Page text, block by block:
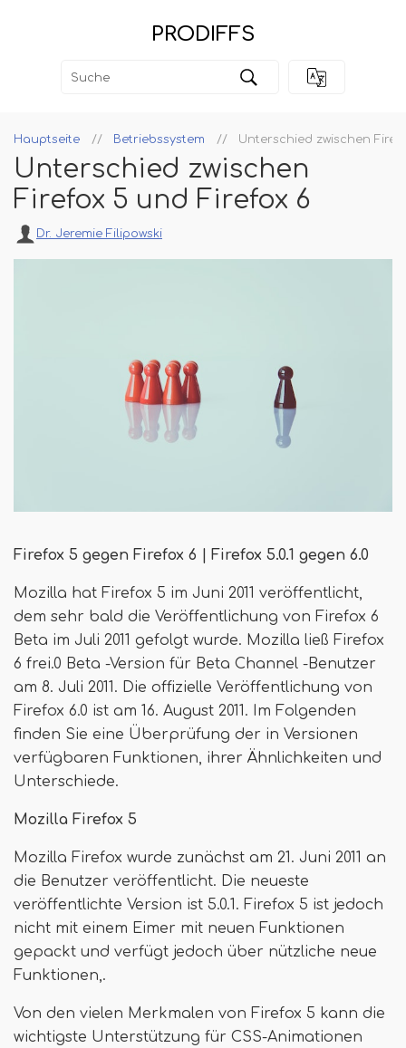
PRODIFFS
Hauptseite Betriebssystem Unterschied zwischen
Unterschied zwischen
Firefox 5 und Firefox 6
Dr. Jeremie Filipowski
Firefox 5 gegen Firefox 6 | Firefox 5.0.1 gegen 6.0
Mozilla hat Firefox 5 im Juni 2011 veröffentlicht,
dem sehr bald die Veröffentlichung von Firefox 6
Beta im Juli 2011 gefolgt wurde. Mozilla ließ Firefox
6 frei.0 Beta -Version für Beta Channel -Benutzer
am 8. Juli 2011. Die offizielle Veröffentlichung von
Firefox 6.0 ist am 16. August 2011. Im Folgenden
finden Sie eine Überprüfung der in Versionen
verfügbaren Funktionen, ihrer Ähnlichkeiten und
Unterschiede.
Mozilla Firefox 5
Mozilla Firefox wurde zunächst am 21. Juni 2011 an
die Benutzer veröffentlicht. Die neueste
veröffentlichte Version ist 5.0.1. Firefox 5 ist jedoch
nicht mit einem Eimer mit neuen Funktionen
gepackt und verfügt jedoch über nützliche neue
Funktionen,.
Von den vielen Merkmalen von Firefox 5 kann die
wichtigste Unterstützung für CSS-Animationen